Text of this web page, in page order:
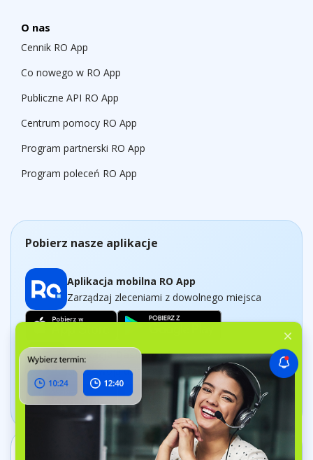
O nas
Cennik RO App
Co nowego w RO App
Publiczne API RO App
Centrum pomocy RO App
Program partnerski RO App
Program poleceń RO App
Pobierz nasze aplikacje
Aplikacja mobilna RO App
Zarządzaj zleceniami z dowolnego miejsca
Aplikacja Dashboard
Śledź swoją działalność w czasie rzeczywistym
Skontaktuj się z nami